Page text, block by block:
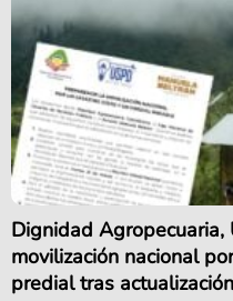
Dignidad Agropecuaria,
movilización nacional
predial tras